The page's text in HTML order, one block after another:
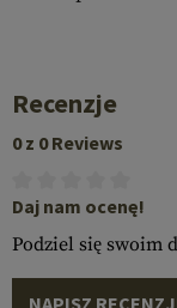
Recenzje
0 z 0 Reviews
Daj nam ocenę!
Podziel się swoim
NAPISZ